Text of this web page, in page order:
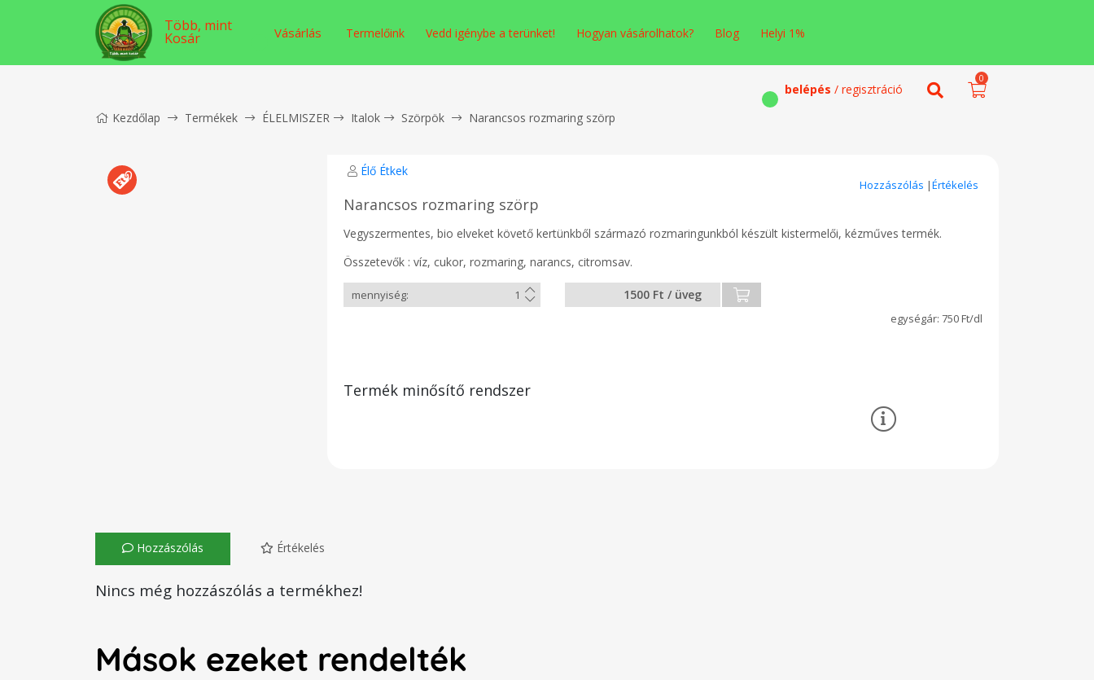
Több, mint
Kosár Vásárlás Termelőink Vedd igénybe a terünket! Hogyan vásárolhatok? Blog Helyi 1%
belépés / regisztráció
0
Kezdőlap Termékek ÉLELMISZER Italok Szörpök Narancsos rozmaring szörp
Élő Étkek
Hozzászólás |Értékelés
Narancsos rozmaring szörp
Vegyszermentes, bio elveket követő kertünkből származó rozmaringunkból készült kistermelői, kézműves termék.
Összetevők : víz, cukor, rozmaring, narancs, citromsav.
1500 Ft / üveg
750 Ft/dl
Termék minősítő rendszer
Hozzászólás Értékelés
Nincs még hozzászólás a termékhez!
Mások ezeket rendelték